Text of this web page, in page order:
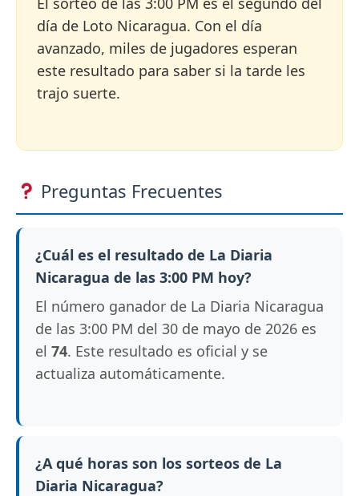
día de Loto Nicaragua. Con el día
avanzado, miles de jugadores esperan
este resultado para saber si la tarde les
trajo suerte.
Preguntas Frecuentes
¿Cuál es el resultado de La Diaria
Nicaragua de las 3:00 PM hoy?
El número ganador de La Diaria Nicaragua
de las 3:00 PM del 30 de mayo de 2026 es
el 74. Este resultado es oficial y se
actualiza automáticamente.
¿A qué horas son los sorteos de La
Diaria Nicaragua?